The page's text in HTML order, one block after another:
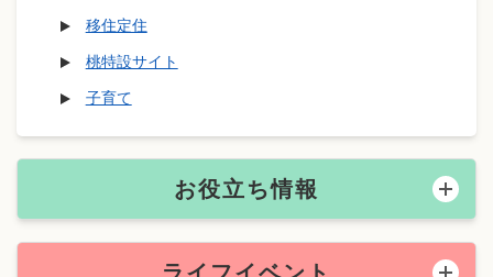
移住定住
桃特設サイト
子育て
お役立ち情報